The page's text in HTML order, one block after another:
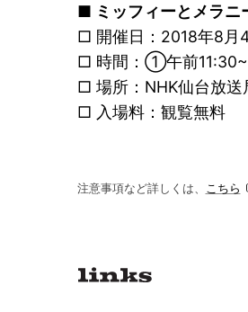
■ ミッフィーとメラ
□ 開催日：2018年8月
□ 時間：①午前
□ 場所：NHK仙台放送
□ 入場料：観覧無料
注意事項など詳しくは、 こちら